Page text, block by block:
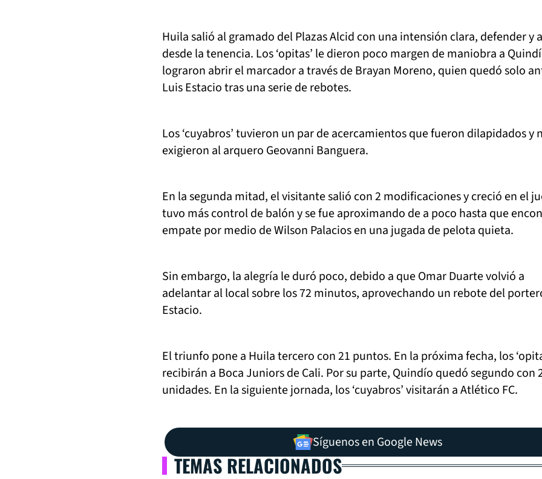
Huila salió al gramado del Plazas Alcid con una intensión clara, defender y
desde la tenencia. Los ‘opitas’ le dieron poco margen de maniobra a
lograron abrir el marcador a través de Brayan Moreno, quien quedó solo
Luis Estacio tras una serie de rebotes.
Los ‘cuyabros’ tuvieron un par de acercamientos que fueron dilapidados y
exigieron al arquero Geovanni Banguera.
En la segunda mitad, el visitante salió con 2 modificaciones y creció en el
tuvo más control de balón y se fue aproximando de a poco hasta que
empate por medio de Wilson Palacios en una jugada de pelota quieta.
Sin embargo, la alegría le duró poco, debido a que Omar Duarte volvió a
adelantar al local sobre los 72 minutos, aprovechando un rebote del
Estacio.
El triunfo pone a Huila tercero con 21 puntos. En la próxima fecha, los
recibirán a Boca Juniors de Cali. Por su parte, Quindío quedó segundo con
unidades. En la siguiente jornada, los ‘cuyabros’ visitarán a Atlético FC.
Síguenos en Google News
TEMAS RELACIONADOS